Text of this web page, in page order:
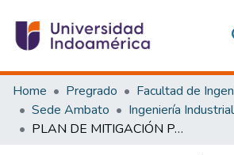
Communities & Collections
All of DSpace
Statistics
Home Pregrado
Sede Ambato
Ingeniería Industrial
PLAN DE MITIGACIÓN PARA EL CONTROL DE LOS RIESGOS MECÁNICOS DEL ÁREA DE TALLERES DE MANTENIMIENTO DE AUTORIDAD PORTUARIA DE ESMERALDAS